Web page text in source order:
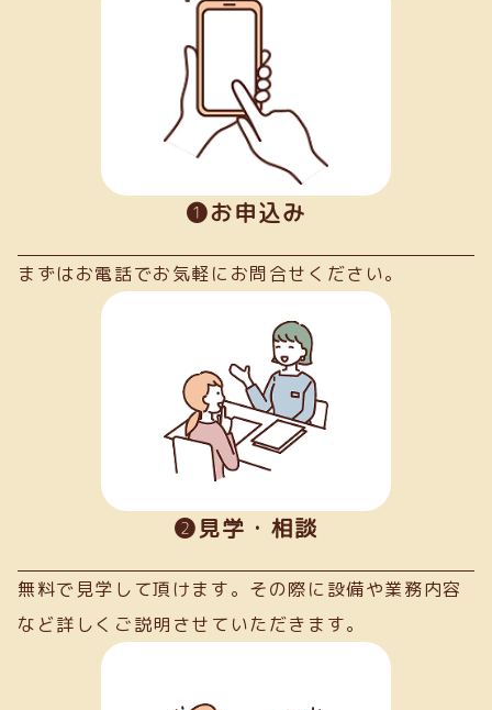
➊お申込み
まずはお電話でお気軽にお問合せください。
➋見学・相談
無料で見学して頂けます。その際に設備や業務内容
など詳しくご説明させていただきます。